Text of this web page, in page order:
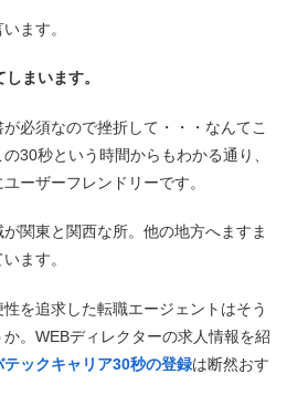
ます。
まいます。
必須なので挫折して・・・なんてこ
30秒という時間からもわかる通り、
ーザーフレンドリーです。
関東と関西な所。他の地方へますま
ます。
を追求した転職エージェントはそう
。WEBディレクターの求人情報を紹
テックキャリア30秒の登録は断然おす